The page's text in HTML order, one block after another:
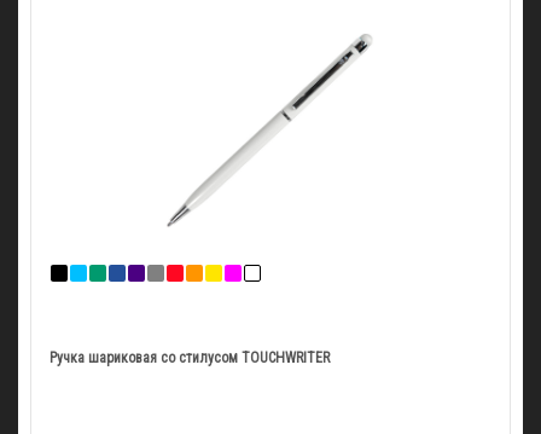
Ручка шариковая со стилусом TOUCHWRITER